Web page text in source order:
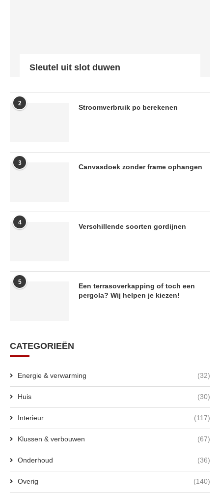
Sleutel uit slot duwen
2 Stroomverbruik pc berekenen
3 Canvasdoek zonder frame ophangen
4 Verschillende soorten gordijnen
5
Een terrasoverkapping of toch een
pergola? Wij helpen je kiezen!
CATEGORIEËN
Energie & verwarming (32)
Huis (30)
Interieur (117)
Klussen & verbouwen (67)
Onderhoud (36)
Overig (140)